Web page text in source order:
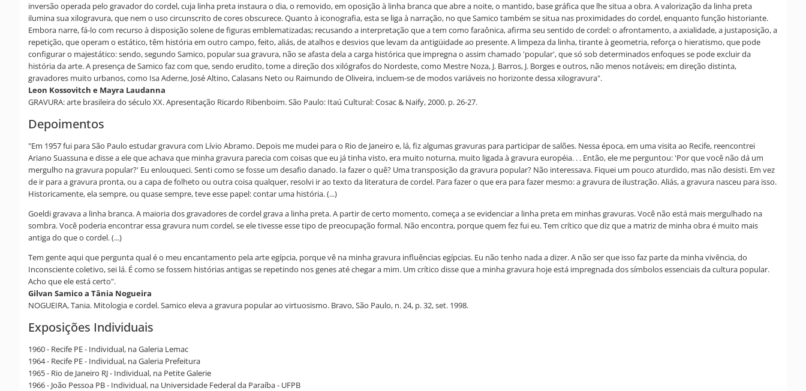
inversão operada pelo gravador do cordel, cuja linha preta instaura o dia, o removido, em oposição à linha branca que abre a noite, o mantido, base gráfica que lhe situa a obra. A valorização da linha preta
ilumina sua xilogravura, que nem o uso circunscrito de cores obscurece. Quanto à iconografia, esta se liga à narração, no que Samico também se situa nas proximidades do cordel, enquanto função historiante.
Embora narre, fá-lo com recurso à disposição solene de figuras emblematizadas; recusando a interpretação que a tem como faraônica, afirma seu sentido de cordel: o afrontamento, a axialidade, a justaposição, a
repetição, que operam o estático, têm história em outro campo, feito, aliás, de atalhos e desvios que levam da antigüidade ao presente. A limpeza da linha, tirante à geometria, reforça o hieratismo, que pode
configurar o majestático: sendo, segundo Samico, popular sua gravura, não se afasta dela a carga histórica que impregna o assim chamado 'popular', que só sob determinados enfoques se pode excluir da
história da arte. A presença de Samico faz com que, sendo erudito, tome a direção dos xilógrafos do Nordeste, como Mestre Noza, J. Barros, J. Borges e outros, não menos notáveis; em direção distinta,
gravadores muito urbanos, como Isa Aderne, José Altino, Calasans Neto ou Raimundo de Oliveira, incluem-se de modos variáveis no horizonte dessa xilogravura".
Leon Kossovitch e Mayra Laudanna
GRAVURA: arte brasileira do século XX. Apresentação Ricardo Ribenboim. São Paulo: Itaú Cultural: Cosac & Naify, 2000. p. 26-27.
Depoimentos
"Em 1957 fui para São Paulo estudar gravura com Lívio Abramo. Depois me mudei para o Rio de Janeiro e, lá, fiz algumas gravuras para participar de salões. Nessa época, em uma visita ao Recife, reencontrei
Ariano Suassuna e disse a ele que achava que minha gravura parecia com coisas que eu já tinha visto, era muito noturna, muito ligada à gravura européia. . . Então, ele me perguntou: 'Por que você não dá um
mergulho na gravura popular?' Eu enlouqueci. Senti como se fosse um desafio danado. Ia fazer o quê? Uma transposição da gravura popular? Não interessava. Fiquei um pouco aturdido, mas não desisti. Em vez
de ir para a gravura pronta, ou a capa de folheto ou outra coisa qualquer, resolvi ir ao texto da literatura de cordel. Para fazer o que era para fazer mesmo: a gravura de ilustração. Aliás, a gravura nasceu para isso.
Historicamente, ela sempre, ou quase sempre, teve esse papel: contar uma história. (...)
Goeldi gravava a linha branca. A maioria dos gravadores de cordel grava a linha preta. A partir de certo momento, começa a se evidenciar a linha preta em minhas gravuras. Você não está mais mergulhado na
sombra. Você poderia encontrar essa gravura num cordel, se ele tivesse esse tipo de preocupação formal. Não encontra, porque quem fez fui eu. Tem crítico que diz que a matriz de minha obra é muito mais
antiga do que o cordel. (...)
Tem gente aqui que pergunta qual é o meu encantamento pela arte egípcia, porque vê na minha gravura influências egípcias. Eu não tenho nada a dizer. A não ser que isso faz parte da minha vivência, do
Inconsciente coletivo, sei lá. É como se fossem histórias antigas se repetindo nos genes até chegar a mim. Um crítico disse que a minha gravura hoje está impregnada dos símbolos essenciais da cultura popular.
Acho que ele está certo".
Gilvan Samico a Tânia Nogueira
NOGUEIRA, Tania. Mitologia e cordel. Samico eleva a gravura popular ao virtuosismo. Bravo, São Paulo, n. 24, p. 32, set. 1998.
Exposições Individuais
1960 - Recife PE - Individual, na Galeria Lemac
1964 - Recife PE - Individual, na Galeria Prefeitura
1965 - Rio de Janeiro RJ - Individual, na Petite Galerie
1966 - João Pessoa PB - Individual, na Universidade Federal da Paraíba - UFPB